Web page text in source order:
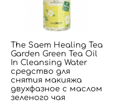
The Saem Healing Tea
Garden Green Tea Oil
In Cleansing Water
средство для
снятия макияжа
двухфазное с маслом
зеленого чая